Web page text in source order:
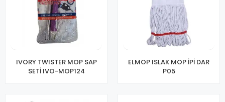
IVORY TWISTER MOP SAP
SETİ IVO-MOP124
ELMOP ISLAK MOP İPİ DAR
P05